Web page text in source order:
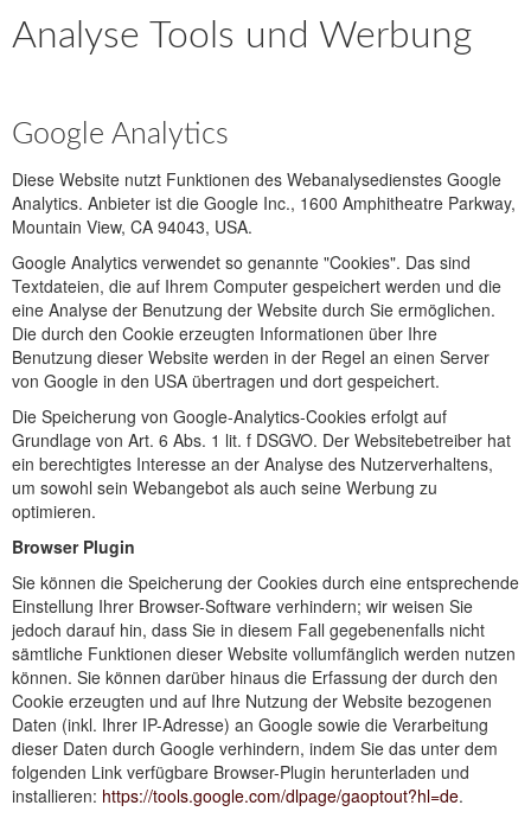
Analyse Tools und Werbung
Google Analytics
Diese Website nutzt Funktionen des Webanalysedienstes Google
Analytics. Anbieter ist die Google Inc., 1600 Amphitheatre Parkway,
Mountain View, CA 94043, USA.
Google Analytics verwendet so genannte "Cookies". Das sind
Textdateien, die auf Ihrem Computer gespeichert werden und die
eine Analyse der Benutzung der Website durch Sie ermöglichen.
Die durch den Cookie erzeugten Informationen über Ihre
Benutzung dieser Website werden in der Regel an einen Server
von Google in den USA übertragen und dort gespeichert.
Die Speicherung von Google-Analytics-Cookies erfolgt auf
Grundlage von Art. 6 Abs. 1 lit. f DSGVO. Der Websitebetreiber hat
ein berechtigtes Interesse an der Analyse des Nutzerverhaltens,
um sowohl sein Webangebot als auch seine Werbung zu
optimieren.
Browser Plugin
Sie können die Speicherung der Cookies durch eine entsprechende
Einstellung Ihrer Browser-Software verhindern; wir weisen Sie
jedoch darauf hin, dass Sie in diesem Fall gegebenenfalls nicht
sämtliche Funktionen dieser Website vollumfänglich werden nutzen
können. Sie können darüber hinaus die Erfassung der durch den
Cookie erzeugten und auf Ihre Nutzung der Website bezogenen
Daten (inkl. Ihrer IP-Adresse) an Google sowie die Verarbeitung
dieser Daten durch Google verhindern, indem Sie das unter dem
folgenden Link verfügbare Browser-Plugin herunterladen und
installieren: https://tools.google.com/dlpage/gaoptout?hl=de.